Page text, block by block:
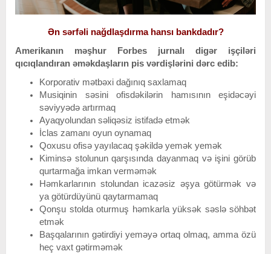
Ən sərfəli nağdlaşdırma hansı bankdadır?
Amerikanın məşhur Forbes jurnalı digər işçiləri
qıcıqlandıran əməkdaşların pis vərdişlərini dərc edib:
Korporativ mətbəxi dağınıq saxlamaq
Musiqinin səsini ofisdəkilərin hamısının eşidəcəyi
səviyyədə artırmaq
Ayaqyolundan səliqəsiz istifadə etmək
İclas zamanı oyun oynamaq
Qoxusu ofisə yayılacaq şəkildə yemək yemək
Kiminsə stolunun qarşısında dayanmaq və işini görüb
qurtarmağa imkan verməmək
Həmkarlarının stolundan icazəsiz əşya götürmək və
ya götürdüyünü qaytarmamaq
Qonşu stolda oturmuş həmkarla yüksək səslə söhbət
etmək
Başqalarının gətirdiyi yeməyə ortaq olmaq, amma özü
heç vaxt gətirməmək